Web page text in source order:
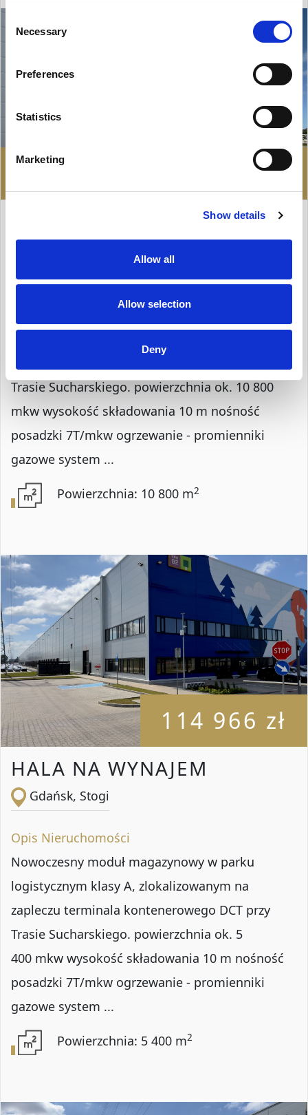
Selection
Necessary
Preferences
Statistics
Marketing
Show details
Allow all
Allow selection
Deny
229 932 zł
HALA NA WYNAJEM
Opis Nieruchomości
Trasie Sucharskiego. powierzchnia ok. 10 800
mkw wysokość składowania 10 m nośność
posadzki 7T/mkw ogrzewanie - promienniki
gazowe system ...
Powierzchnia: 10 800 m2
114 966 zł
HALA NA WYNAJEM
Gdańsk, Stogi
Opis Nieruchomości
Nowoczesny moduł magazynowy w parku
logistycznym klasy A, zlokalizowanym na
zapleczu terminala kontenerowego DCT przy
Trasie Sucharskiego. powierzchnia ok. 5
400 mkw wysokość składowania 10 m nośność
posadzki 7T/mkw ogrzewanie - promienniki
gazowe system ...
Powierzchnia: 5 400 m2